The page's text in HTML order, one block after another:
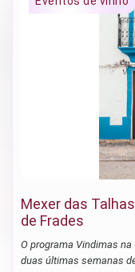
Mexer das
de Frades
O programa Vindimas
duas últimas semanas